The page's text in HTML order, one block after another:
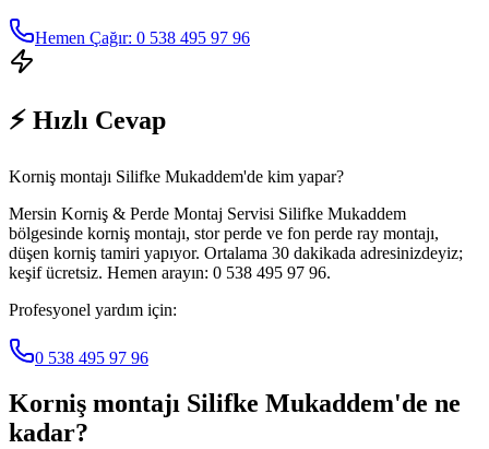
Hemen Çağır: 0 538 495 97 96
⚡ Hızlı Cevap
Korniş montajı Silifke Mukaddem'de kim yapar?
Mersin Korniş & Perde Montaj Servisi Silifke Mukaddem
bölgesinde korniş montajı, stor perde ve fon perde ray montajı,
düşen korniş tamiri yapıyor. Ortalama 30 dakikada adresinizdeyiz;
keşif ücretsiz. Hemen arayın: 0 538 495 97 96.
Profesyonel yardım için:
0 538 495 97 96
Korniş montajı Silifke Mukaddem'de ne
kadar?